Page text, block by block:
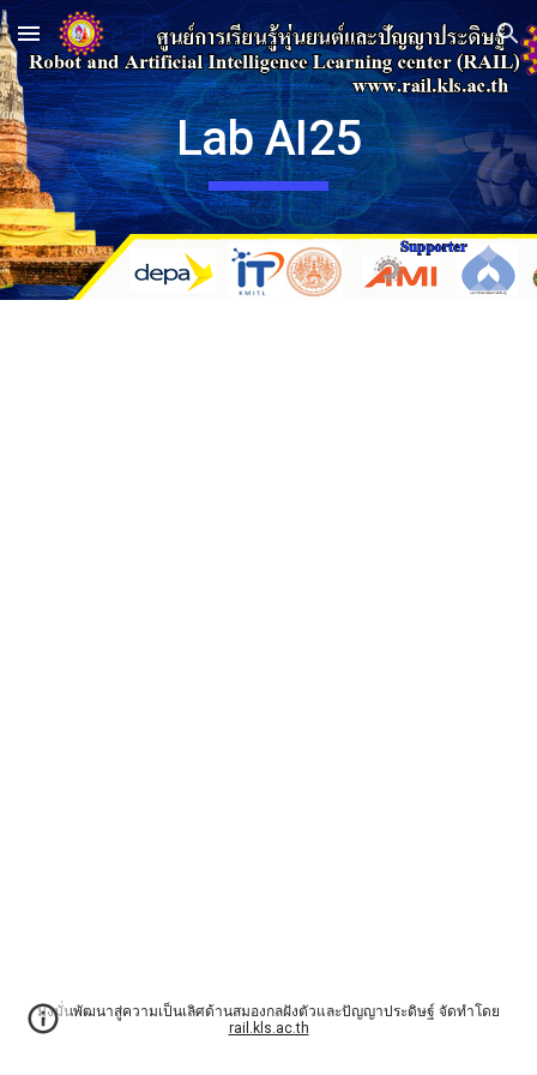
Skip to main content Skip to navigation
Lab AI25
มุ่งมั่นพัฒนาสู่ความเป็นเลิศด้านสมองกลฝังตัวและปัญญาประดิษฐ์ จัดทำโดย
rail.kls.ac.th